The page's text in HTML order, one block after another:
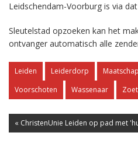
Leidschendam-Voorburg is via
Sleutelstad opzoeken kan het
ontvanger automatisch alle
Leiden Leiderdorp
Voorschoten
Wassenaar
« ChristenUnie Leiden op pad met